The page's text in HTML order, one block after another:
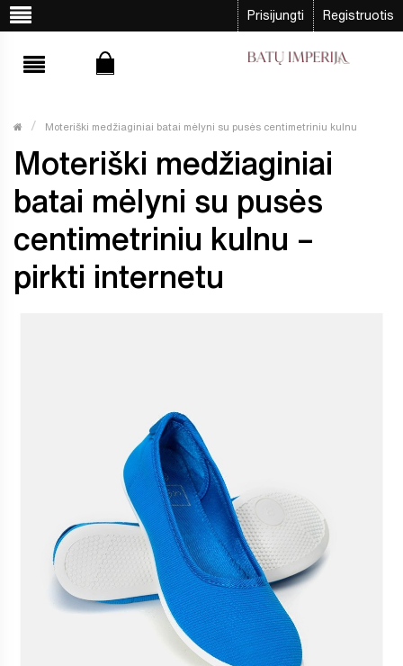
Prisijungti Registruotis
Moteriški medžiaginiai batai mėlyni su pusės centimetriniu kulnu
Moteriški medžiaginiai
batai mėlyni su pusės
centimetriniu kulnu –
pirkti internetu